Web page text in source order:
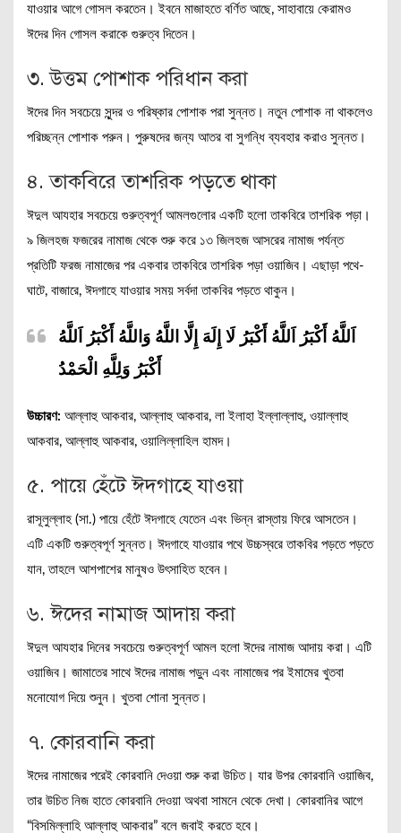
যাওয়ার আগে গোসল করতেন। ইবনে মাজাহতে বর্ণিত আছে, সাহাবায়ে কেরামও
ঈদের দিন গোসল করাকে গুরুত্ব দিতেন।
৩. উত্তম পোশাক পরিধান করা
ঈদের দিন সবচেয়ে সুন্দর ও পরিষ্কার পোশাক পরা সুন্নত। নতুন পোশাক না থাকলেও
পরিচ্ছন্ন পোশাক পরুন। পুরুষদের জন্য আতর বা সুগন্ধি ব্যবহার করাও সুন্নত।
৪. তাকবিরে তাশরিক পড়তে থাকা
ঈদুল আযহার সবচেয়ে গুরুত্বপূর্ণ আমলগুলোর একটি হলো তাকবিরে তাশরিক পড়া।
৯ জিলহজ ফজরের নামাজ থেকে শুরু করে ১৩ জিলহজ আসরের নামাজ পর্যন্ত
প্রতিটি ফরজ নামাজের পর একবার তাকবিরে তাশরিক পড়া ওয়াজিব। এছাড়া পথে-
ঘাটে, বাজারে, ঈদগাহে যাওয়ার সময় সর্বদা তাকবির পড়তে থাকুন।
اَللَّهُ أَكْبَرُ اَللَّهُ أَكْبَرُ لَا إِلَهَ إِلَّا اللَّهُ وَاللَّهُ أَكْبَرُ اَللَّهُ
أَكْبَرُ وَلِلَّهِ الْحَمْدُ
উচ্চারণ: আল্লাহু আকবার, আল্লাহু আকবার, লা ইলাহা ইল্লাল্লাহু, ওয়াল্লাহু
আকবার, আল্লাহু আকবার, ওয়ালিল্লাহিল হামদ।
৫. পায়ে হেঁটে ঈদগাহে যাওয়া
রাসূলুল্লাহ (সা.) পায়ে হেঁটে ঈদগাহে যেতেন এবং ভিন্ন রাস্তায় ফিরে আসতেন।
এটি একটি গুরুত্বপূর্ণ সুন্নত। ঈদগাহে যাওয়ার পথে উচ্চস্বরে তাকবির পড়তে পড়তে
যান, তাহলে আশপাশের মানুষও উৎসাহিত হবেন।
৬. ঈদের নামাজ আদায় করা
ঈদুল আযহার দিনের সবচেয়ে গুরুত্বপূর্ণ আমল হলো ঈদের নামাজ আদায় করা। এটি
ওয়াজিব। জামাতের সাথে ঈদের নামাজ পড়ুন এবং নামাজের পর ইমামের খুতবা
মনোযোগ দিয়ে শুনুন। খুতবা শোনা সুন্নত।
৭. কোরবানি করা
ঈদের নামাজের পরেই কোরবানি দেওয়া শুরু করা উচিত। যার উপর কোরবানি ওয়াজিব,
তার উচিত নিজ হাতে কোরবানি দেওয়া অথবা সামনে থেকে দেখা। কোরবানির আগে
“বিসমিল্লাহি আল্লাহু আকবার” বলে জবাই করতে হবে।